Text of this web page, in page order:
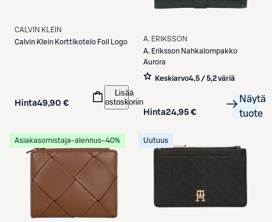
CALVIN KLEIN
Calvin Klein Korttikotelo Foil Logo
Hinta49,90 €
Lisää
ostoskoriin
A. ERIKSSON
A. Eriksson Nahkalompakko
Aurora
Keskiarvo4,5 / 5,2 väriä
Hinta24,95 €
Näytä
tuote
Asiakasomistaja-alennus−40% Uutuus